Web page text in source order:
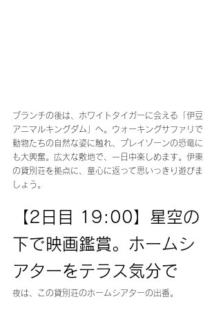
ブランチの後は、ホワイトタイガーに会える「伊豆
アニマルキングダム」へ。ウォーキングサファリで
動物たちの自然な姿に触れ、プレイゾーンの恐竜に
も大興奮。広大な敷地で、一日中楽しめます。伊東
の貸別荘を拠点に、童心に返って思いっきり遊びま
しょう。
【2日目 19:00】星空の
下で映画鑑賞。ホームシ
アターをテラス気分で
夜は、この貸別荘のホームシアターの出番。